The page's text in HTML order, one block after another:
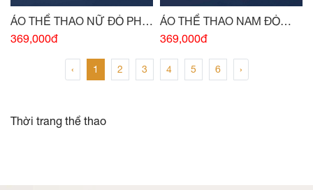
ÁO THỂ THAO NỮ ĐỎ PHỐI
TRẮNG
369,000đ
ÁO THỂ THAO NAM ĐỎ
PHỐI TRẮNG
369,000đ
‹ 1 2 3 4 5 6 ›
Thời trang thể thao